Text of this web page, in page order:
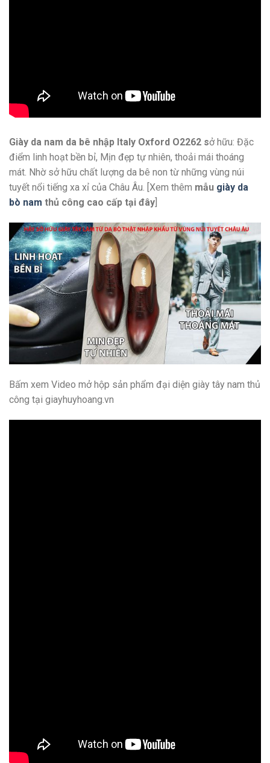
Giày da nam da bê nhập Italy Oxford O2262 sở hữu: Đặc
điểm linh hoạt bền bỉ, Mịn đẹp tự nhiên, thoải mái thoáng
mát. Nhờ sở hữu chất lượng da bê non từ những vùng núi
tuyết nổi tiếng xa xỉ của Châu Âu. [Xem thêm mẫu giày da
bò nam thủ công cao cấp tại đây
Bấm xem Video mở hộp sản phẩm đại diện giày tây nam thủ
công tại giayhuyhoang.vn